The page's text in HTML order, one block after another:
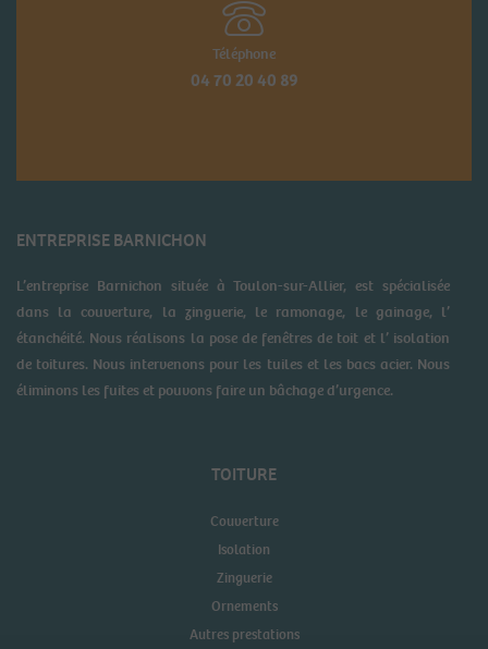
Téléphone
04 70 20 40 89
ENTREPRISE BARNICHON
L’entreprise Barnichon située à Toulon-sur-Allier, est spécialisée
dans la couverture, la zinguerie, le ramonage, le gainage, l’
étanchéité. Nous réalisons la pose de fenêtres de toit et l’ isolation
de toitures. Nous intervenons pour les tuiles et les bacs acier. Nous
éliminons les fuites et pouvons faire un bâchage d’urgence.
TOITURE
Couverture
Isolation
Zinguerie
Ornements
Autres prestations